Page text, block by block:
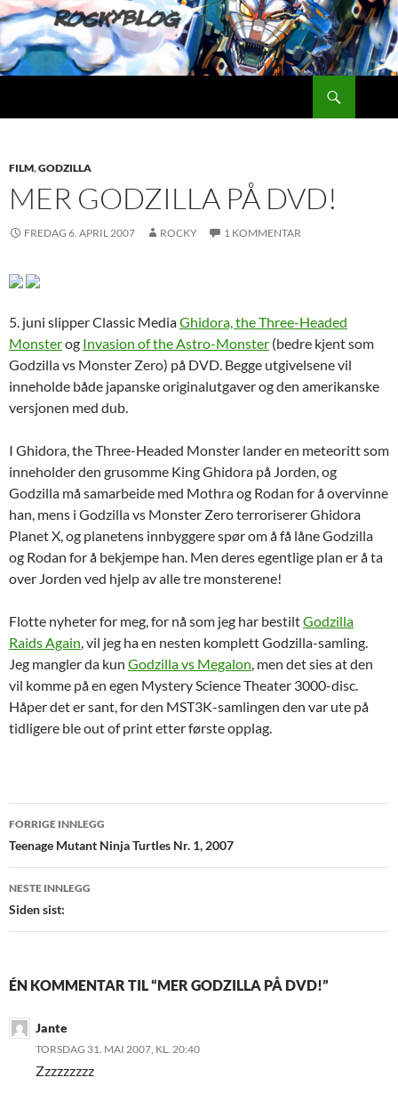
Hopp
til
innhold
FILM,GODZILLA
MER GODZILLA PÅ DVD!
FREDAG 6. APRIL 2007 ROCKY 1 KOMMENTAR
5. juni slipper Classic MediaGhidora, the Three-Headed
Monsterog Invasion of the Astro-Monster (bedre kjent som
Godzilla vs Monster Zero) på DVD. Begge utgivelsene vil
inneholde både japanske originalutgaver og den amerikanske
versjonen med dub.
I Ghidora, the Three-Headed Monster lander en meteoritt som
inneholder den grusomme King Ghidora på Jorden, og
Godzilla må samarbeide med Mothra og Rodan for å overvinne
han, mens i Godzilla vs Monster Zero terroriserer Ghidora
Planet X, og planetens innbyggere spør om å få låne Godzilla
og Rodan for å bekjempe han. Men deres egentlige plan er å ta
over Jorden ved hjelp av alle tre monsterene!
Flotte nyheter for meg, for nå som jeg har bestiltGodzilla
Raids Again, vil jeg ha en nesten komplett Godzilla-samling.
Jeg mangler da kun Godzilla vs Megalon, men det sies at den
vil komme på en egen Mystery Science Theater 3000-disc.
Håper det er sant, for den MST3K-samlingen den var ute på
tidligere ble out of print etter første opplag.
Innleggsnavigasjon
FORRIGE INNLEGG
Teenage Mutant Ninja Turtles Nr. 1, 2007
NESTE INNLEGG
Siden sist:
ÉN KOMMENTAR TIL “MER GODZILLA PÅ DVD!”
Jante
TORSDAG 31. MAI 2007, KL. 20:40
Zzzzzzzzz